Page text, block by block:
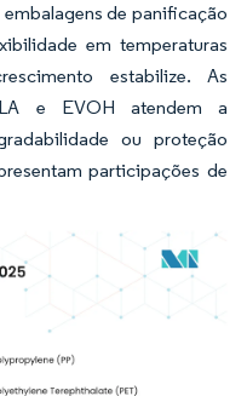
de panificação
em temperaturas
estabilize. As
e EVOH atendem a
ou proteção
participações de